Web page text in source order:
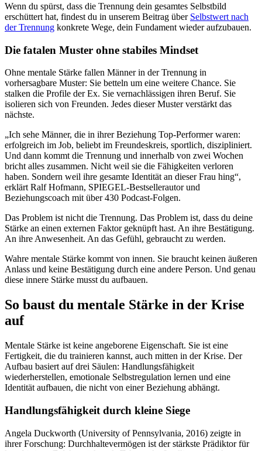
Wenn du spürst, dass die Trennung dein gesamtes Selbstbild
erschüttert hat, findest du in unserem Beitrag über Selbstwert nach
der Trennung konkrete Wege, dein Fundament wieder aufzubauen.
Die fatalen Muster ohne stabiles Mindset
Ohne mentale Stärke fallen Männer in der Trennung in
vorhersagbare Muster: Sie betteln um eine weitere Chance. Sie
stalken die Profile der Ex. Sie vernachlässigen ihren Beruf. Sie
isolieren sich von Freunden. Jedes dieser Muster verstärkt das
nächste.
„Ich sehe Männer, die in ihrer Beziehung Top-Performer waren:
erfolgreich im Job, beliebt im Freundeskreis, sportlich, diszipliniert.
Und dann kommt die Trennung und innerhalb von zwei Wochen
bricht alles zusammen. Nicht weil sie die Fähigkeiten verloren
haben. Sondern weil ihre gesamte Identität an dieser Frau hing“,
erklärt Ralf Hofmann, SPIEGEL-Bestsellerautor und
Beziehungscoach mit über 430 Podcast-Folgen.
Das Problem ist nicht die Trennung. Das Problem ist, dass du deine
Stärke an einen externen Faktor geknüpft hast. An ihre Bestätigung.
An ihre Anwesenheit. An das Gefühl, gebraucht zu werden.
Wahre mentale Stärke kommt von innen. Sie braucht keinen äußeren
Anlass und keine Bestätigung durch eine andere Person. Und genau
diese innere Stärke musst du aufbauen.
So baust du mentale Stärke in der Krise
auf
Mentale Stärke ist keine angeborene Eigenschaft. Sie ist eine
Fertigkeit, die du trainieren kannst, auch mitten in der Krise. Der
Aufbau basiert auf drei Säulen: Handlungsfähigkeit
wiederherstellen, emotionale Selbstregulation lernen und eine
Identität aufbauen, die nicht von einer Beziehung abhängt.
Handlungsfähigkeit durch kleine Siege
Angela Duckworth (University of Pennsylvania, 2016) zeigte in
ihrer Forschung: Durchhaltevermögen ist der stärkste Prädiktor für